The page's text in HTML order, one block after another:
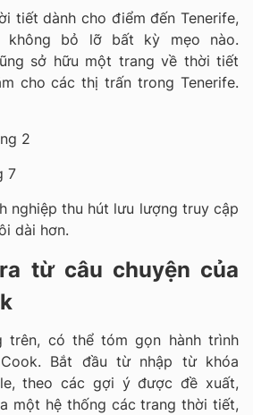
tiết dành cho điểm đến Tenerife,
không bỏ lỡ bất kỳ mẹo nào.
sở hữu một trang về thời tiết
cho các thị trấn trong Tenerife.
2
7
nghiệp thu hút lưu lượng truy cập
dài hơn.
từ câu chuyện của
trên, có thể tóm gọn hành trình
Cook. Bắt đầu từ nhập từ khóa
theo các gợi ý được đề xuất,
một hệ thống các trang thời tiết,